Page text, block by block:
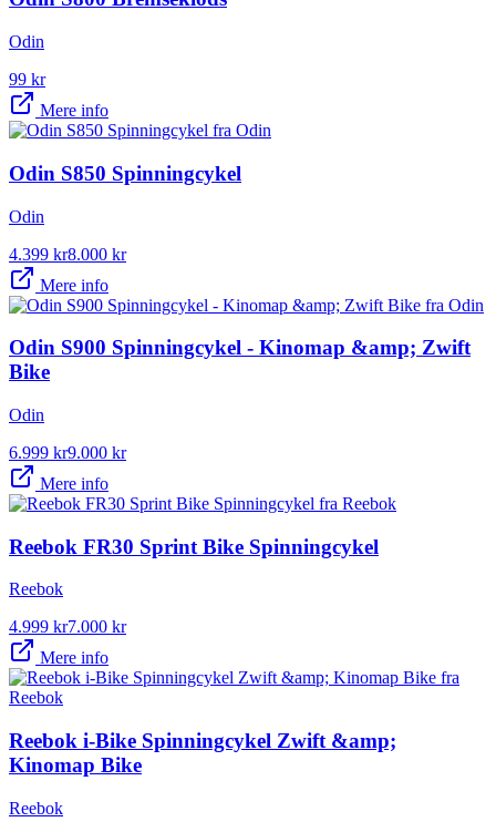
Odin
99 kr
Mere info
Odin S850 Spinningcykel
Odin
4.399 kr8.000 kr
Mere info
Odin S900 Spinningcykel - Kinomap &amp; Zwift
Bike
Odin
6.999 kr9.000 kr
Mere info
Reebok FR30 Sprint Bike Spinningcykel
Reebok
4.999 kr7.000 kr
Mere info
Reebok i-Bike Spinningcykel Zwift &amp;
Kinomap Bike
Reebok